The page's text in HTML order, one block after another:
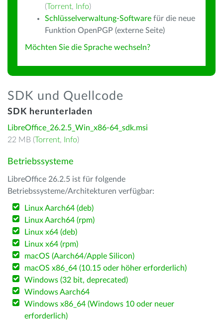
(Torrent, Info)
Schlüsselverwaltung-Software für die neue
Funktion OpenPGP (externe Seite)
Möchten Sie die Sprache wechseln?
SDK und Quellcode
SDK herunterladen
LibreOffice_26.2.5_Win_x86-64_sdk.msi
22 MB (Torrent, Info)
Betriebssysteme
LibreOffice 26.2.5 ist für folgende
Betriebssysteme/Architekturen verfügbar:
Linux Aarch64 (deb)
Linux Aarch64 (rpm)
Linux x64 (deb)
Linux x64 (rpm)
macOS (Aarch64/Apple Silicon)
macOS x86_64 (10.15 oder höher erforderlich)
Windows (32 bit, deprecated)
Windows Aarch64
Windows x86_64 (Windows 10 oder neuer
erforderlich)